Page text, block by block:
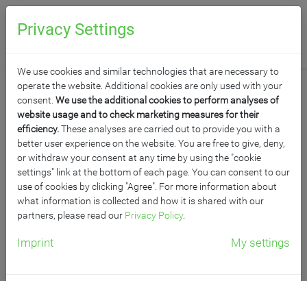
SCHULTISCHE
Zum Lernen benötigt man eine stabile Grundlage!
Unsere Schultische sorgen für ein entspanntes und
farbenfrohes Klima in jedem Klassenzimmer. So macht
lernen Spaß!
Privacy Settings
We use cookies and similar technologies that are necessary to
operate the website. Additional cookies are only used with your
consent. We use the additional cookies to perform analyses of
website usage and to check marketing measures for their
efficiency.These analyses are carried out to provide you with a
better user experience on the website. You are free to give, deny,
or withdraw your consent at any time by using the "cookie
settings" link at the bottom of each page. You can consent to our
use of cookies by clicking "Agree". For more information about
what information is collected and how it is shared with our
partners, please read our Privacy Policy.
Imprint My settings